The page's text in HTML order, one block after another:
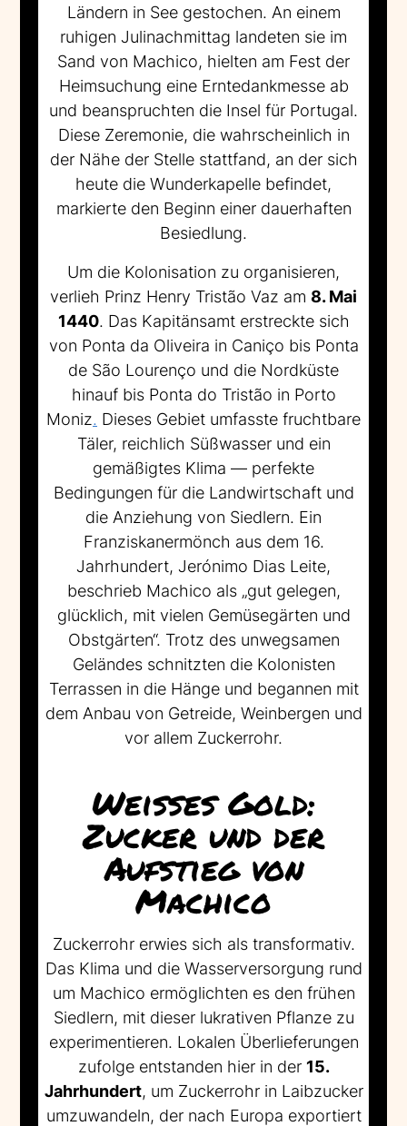
Ländern in See gestochen. An einem
ruhigen Julinachmittag landeten sie im
Sand von Machico, hielten am Fest der
Heimsuchung eine Erntedankmesse ab
und beanspruchten die Insel für Portugal.
Diese Zeremonie, die wahrscheinlich in
der Nähe der Stelle stattfand, an der sich
heute die Wunderkapelle befindet,
markierte den Beginn einer dauerhaften
Besiedlung.
Um die Kolonisation zu organisieren,
verlieh Prinz Henry Tristão Vaz am 8. Mai
1440. Das Kapitänsamt erstreckte sich
von Ponta da Oliveira in Caniço bis Ponta
de São Lourenço und die Nordküste
hinauf bis Ponta do Tristão in Porto
Moniz. Dieses Gebiet umfasste fruchtbare
Täler, reichlich Süßwasser und ein
gemäßigtes Klima — perfekte
Bedingungen für die Landwirtschaft und
die Anziehung von Siedlern. Ein
Franziskanermönch aus dem 16.
Jahrhundert, Jerónimo Dias Leite,
beschrieb Machico als „gut gelegen,
glücklich, mit vielen Gemüsegärten und
Obstgärten“. Trotz des unwegsamen
Geländes schnitzten die Kolonisten
Terrassen in die Hänge und begannen mit
dem Anbau von Getreide, Weinbergen und
vor allem Zuckerrohr.
Weißes Gold:
Zucker und der
Aufstieg von
Machico
Zuckerrohr erwies sich als transformativ.
Das Klima und die Wasserversorgung rund
um Machico ermöglichten es den frühen
Siedlern, mit dieser lukrativen Pflanze zu
experimentieren. Lokalen Überlieferungen
zufolge entstanden hier in der 15.
Jahrhundert, um Zuckerrohr in Laibzucker
umzuwandeln, der nach Europa exportiert